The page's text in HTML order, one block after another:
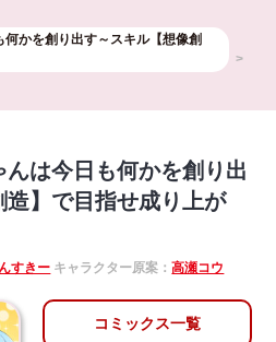
かを創り出す～スキル【想像創
は今日も何かを創り出
】で目指せ成り上が
すきー キャラクター原案：高瀬コウ
コミックス一覧